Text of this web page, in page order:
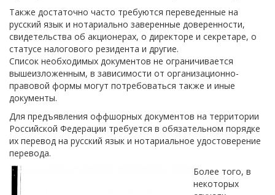
Также достаточно часто требуются переведенные на
русский язык и нотариально заверенные доверенности,
свидетельства об акционерах, о директоре и секретаре, о
статусе налогового резидента и другие.
Список необходимых документов не ограничивается
вышеизложенным, в зависимости от организационно-
правовой формы могут потребоваться также и иные
документы.
Для предъявления оффшорных документов на территории
Российской Федерации требуется в обязательном порядке
их перевод на русский язык и нотариальное удостоверение
перевода.
Более того, в
некоторых